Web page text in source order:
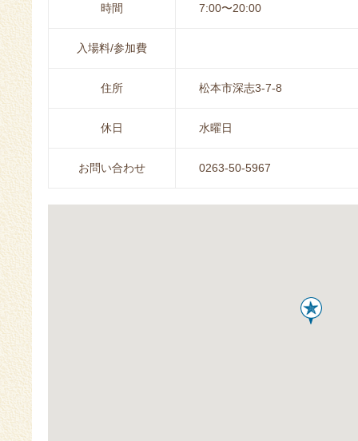
時間 7:00〜20:00
入場料/参加費
住所 松本市深志3-7-8
休日 水曜日
お問い合わせ 0263-50-5967